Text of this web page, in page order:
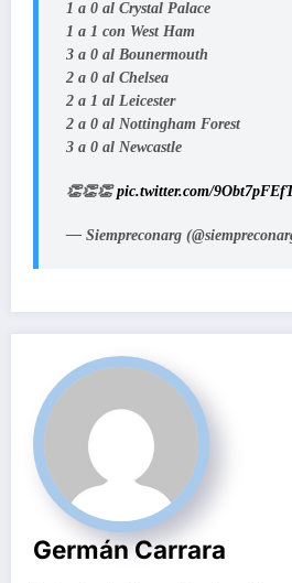
1 a 0 al Crystal Palace
1 a 1 con West Ham
3 a 0 al Bounermouth
2 a 0 al Chelsea
2 a 1 al Leicester
2 a 0 al Nottingham Forest
3 a 0 al Newcastle
👏👏👏pic.twitter.com/
— Siempreconarg
Germán Carrara